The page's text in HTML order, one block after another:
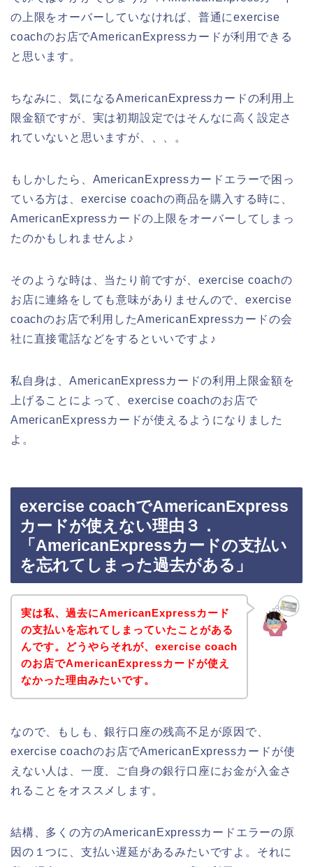
の上限をオーバーしていなければ、普通にexercise
coachのお店でAmericanExpressカードが利用できる
と思います。
ちなみに、気になるAmericanExpressカードの利用上
限金額ですが、実は初期設定ではそんなに高く設定さ
れていないと思いますが、、、。
もしかしたら、AmericanExpressカードエラーで困っ
ている方は、exercise coachの商品を購入する時に、
AmericanExpressカードの上限をオーバーしてしまっ
たのかもしれませんよ♪
そのような時は、当たり前ですが、exercise coachの
お店に連絡をしても意味がありませんので、exercise
coachのお店で利用したAmericanExpressカードの会
社に直接電話などをするといいですよ♪
私自身は、AmericanExpressカードの利用上限金額を
上げることによって、exercise coachのお店で
AmericanExpressカードが使えるようになりました
よ。
exercise coachでAmericanExpress
カードが使えない理由３．
「AmericanExpressカードの支払い
を忘れてしまった過去がある」
実は私、過去にAmericanExpressカード
の支払いを忘れてしまっていたことがある
んです。どうやらそれが、exercise coach
のお店でAmericanExpressカードが使え
なかった理由みたいです。
なので、もしも、銀行口座の残高不足が原因で、
exercise coachのお店でAmericanExpressカードが使
えない人は、一度、ご自身の銀行口座にお金が入金さ
れることをオススメします。
結構、多くの方のAmericanExpressカードエラーの原
因の１つに、支払い遅延があるみたいですよ。それに